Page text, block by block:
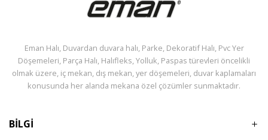
Eman Halı, Duvardan duvara halı, Parke, Dekoratif Halı, Pvc Yer
Döşemeleri, Parça Halı, Halıfleks, Yolluk, Paspas türevleri öncelikli
olmak üzere, iç mekan, dış mekan, yer döşemeleri, duvar kaplamaları
konusunda her alanda mekana özel çözümler sunmaktadır.
BİLGİ